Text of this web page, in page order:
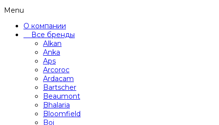
Menu
О компании
Все бренды
Alkan
Anka
Aps
Arcoroc
Ardacam
Bartscher
Beaumont
Bhalaria
Bloomfield
Boj